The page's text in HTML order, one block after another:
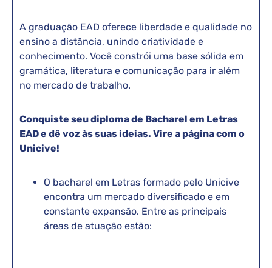
A graduação EAD oferece liberdade e qualidade no
ensino a distância, unindo criatividade e
conhecimento. Você constrói uma base sólida em
gramática, literatura e comunicação para ir além
no mercado de trabalho.
Conquiste seu diploma de Bacharel em Letras
EAD e dê voz às suas ideias. Vire a página com o
Unicive!
O bacharel em Letras formado pelo Unicive
encontra um mercado diversificado e em
constante expansão. Entre as principais
áreas de atuação estão: